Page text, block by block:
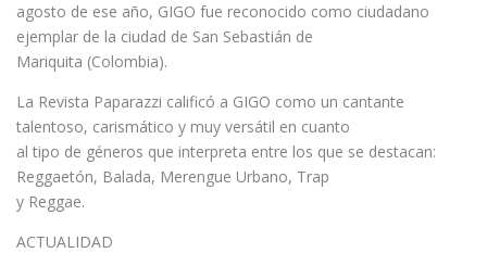
agosto de ese año, GIGO fue reconocido como ciudadano
ejemplar de la ciudad de San Sebastián de
Mariquita (Colombia).
La Revista Paparazzi calificó a GIGO como un cantante
talentoso, carismático y muy versátil en cuanto
al tipo de géneros que interpreta entre los que se destacan:
Reggaetón, Balada, Merengue Urbano, Trap
y Reggae.
ACTUALIDAD